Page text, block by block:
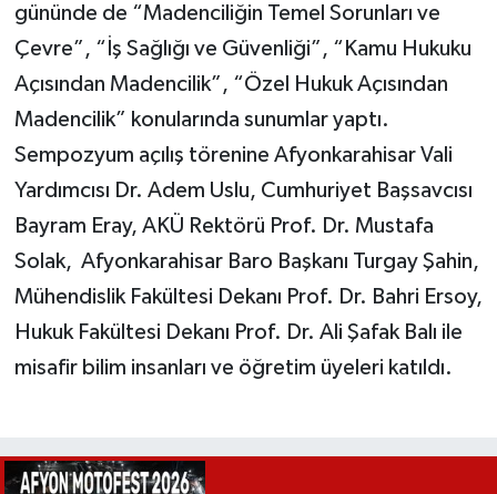
gününde de “Madenciliğin Temel Sorunları ve
Çevre”, “İş Sağlığı ve Güvenliği”, “Kamu Hukuku
Açısından Madencilik”, “Özel Hukuk Açısından
Madencilik” konularında sunumlar yaptı.
Sempozyum açılış törenine Afyonkarahisar Vali
Yardımcısı Dr. Adem Uslu, Cumhuriyet Başsavcısı
Bayram Eray, AKÜ Rektörü Prof. Dr. Mustafa
Solak, Afyonkarahisar Baro Başkanı Turgay Şahin,
Mühendislik Fakültesi Dekanı Prof. Dr. Bahri Ersoy,
Hukuk Fakültesi Dekanı Prof. Dr. Ali Şafak Balı ile
misafir bilim insanları ve öğretim üyeleri katıldı.